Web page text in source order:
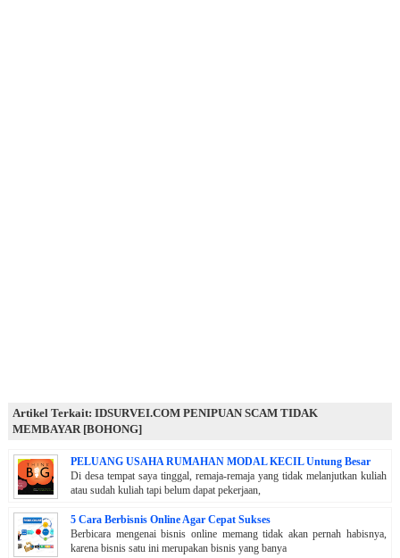
Artikel Terkait: IDSURVEI.COM PENIPUAN SCAM TIDAK
MEMBAYAR [BOHONG]
PELUANG USAHA RUMAHAN MODAL KECIL Untung Besar
Di desa tempat saya tinggal, remaja-remaja yang tidak melanjutkan kuliah
atau sudah kuliah tapi belum dapat pekerjaan,
5 Cara Berbisnis Online Agar Cepat Sukses
Berbicara mengenai bisnis online memang tidak akan pernah habisnya,
karena bisnis satu ini merupakan bisnis yang banya